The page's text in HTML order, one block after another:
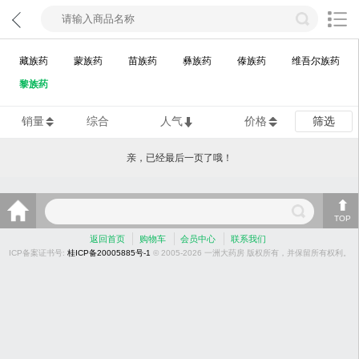
藏族药 蒙族药 苗族药 彝族药 傣族药 维吾尔族药
黎族药
销量 综合 人气 价格 筛选
亲，已经最后一页了哦！
TOP
返回首页 购物车 会员中心 联系我们
ICP备案证书号: 桂ICP备20005885号-1 © 2005-2026 一洲大药房 版权所有，并保留所有权利。